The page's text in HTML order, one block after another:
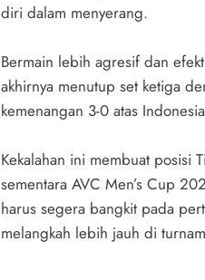
diri dalam menyerang.
Bermain lebih agresif dan
akhirnya menutup set ketiga
kemenangan 3-0 atas
Kekalahan ini membuat posisi
sementara AVC Men’s Cup
harus segera bangkit pada
melangkah lebih jauh di